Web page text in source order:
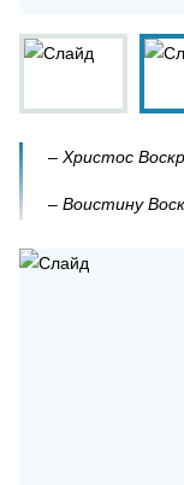
– Христос
– Воистину